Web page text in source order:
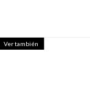
Ver también